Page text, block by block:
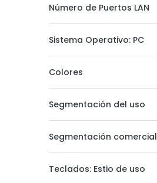
Número de Puertos LAN
Sistema Operativo: PC
Colores
Segmentación del uso
Segmentación comercial
Teclados: Estio de uso